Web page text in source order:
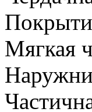
Мягкая